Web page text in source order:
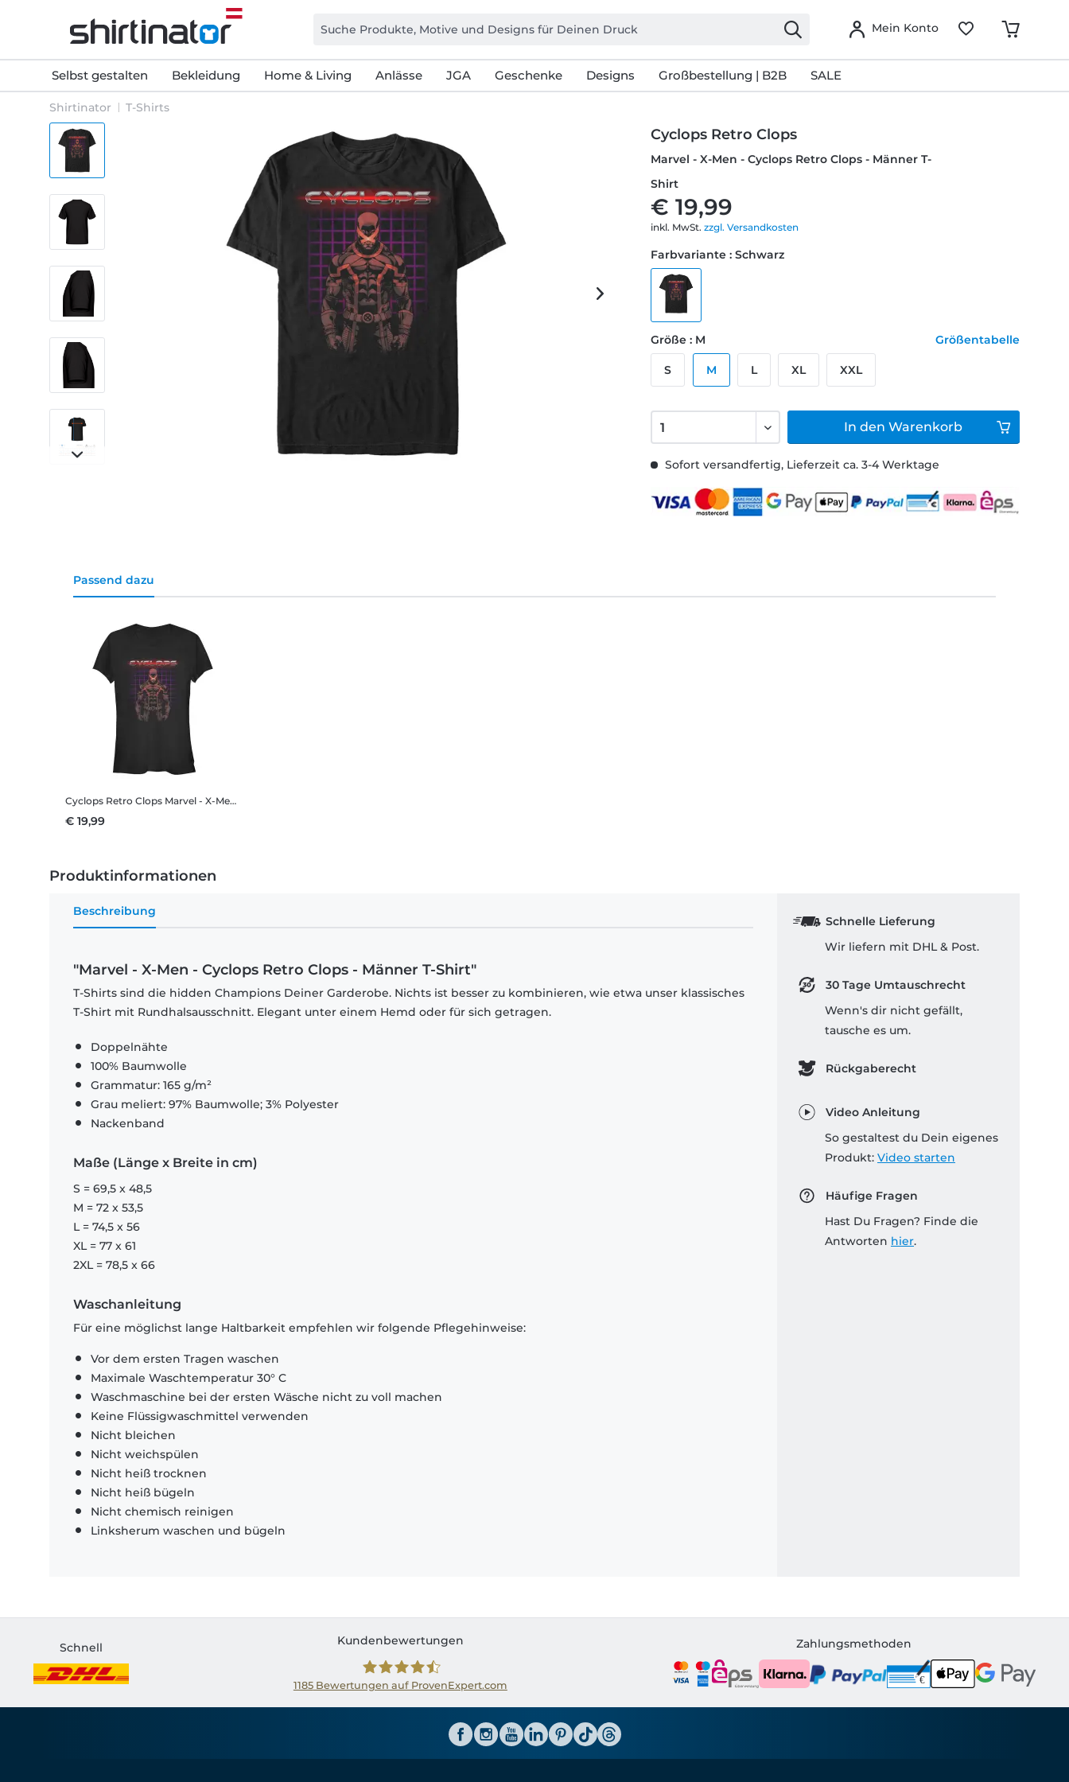
Mein Konto
Selbst gestalten Bekleidung Home & Living Anlässe JGA Geschenke Designs Großbestellung | B2B SALE
Shirtinator T-Shirts
Cyclops Retro Clops
Marvel - X-Men - Cyclops Retro Clops - Männer T-
Shirt
€ 19,99
inkl. MwSt.zzgl. Versandkosten
Sofort versandfertig, Lieferzeit ca. 3-4 Werktage
Farbvariante : Schwarz
Größe : M Größentabelle
S M L XL XXL
In den Warenkorb
Passend dazu
Cyclops Retro Clops Marvel - X-Men - Cyclops Retro Clops - Frauen T-Shirt
€ 19,99
Produktinformationen
Beschreibung
"Marvel - X-Men - Cyclops Retro Clops - Männer T-Shirt"
T-Shirts sind die hidden Champions Deiner Garderobe. Nichts ist besser zu kombinieren, wie etwa unser klassisches
T-Shirt mit Rundhalsausschnitt. Elegant unter einem Hemd oder für sich getragen.
Doppelnähte
100% Baumwolle
Grammatur: 165 g/m²
Grau meliert: 97% Baumwolle; 3% Polyester
Nackenband
Maße (Länge x Breite in cm)
S = 69,5 x 48,5
M = 72 x 53,5
L = 74,5 x 56
XL = 77 x 61
2XL = 78,5 x 66
Waschanleitung
Für eine möglichst lange Haltbarkeit empfehlen wir folgende Pflegehinweise:
Vor dem ersten Tragen waschen
Maximale Waschtemperatur 30° C
Waschmaschine bei der ersten Wäsche nicht zu voll machen
Keine Flüssigwaschmittel verwenden
Nicht bleichen
Nicht weichspülen
Nicht heiß trocknen
Nicht heiß bügeln
Nicht chemisch reinigen
Linksherum waschen und bügeln
Schnelle Lieferung
Wir liefern mit DHL & Post.
30 Tage Umtauschrecht
Wenn's dir nicht gefällt,
tausche es um.
Rückgaberecht
Video Anleitung
So gestaltest du Dein eigenes
Produkt: Video starten
Häufige Fragen
Hast Du Fragen? Finde die
Antworten hier.
Schnell
Kundenbewertungen
1185Bewertungen auf ProvenExpert.com
Zahlungsmethoden